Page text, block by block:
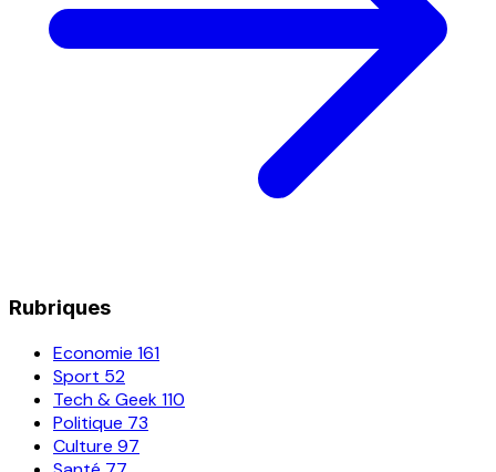
Rubriques
Economie 161
Sport 52
Tech & Geek110
Politique 73
Culture 97